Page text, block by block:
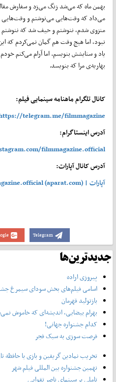
بهمن ماه که می‌شد زنگ می‌زد و سفارش
می‌داد که وقت‌هایی می‌نوشتم و وقت‌هایی
منزوی شدم، ننوشتم و حیف شد که ننوشتم
نبود، اما هیچ وقت هم گمان نمی‌کردم که
یاد و ستایشش بنویسم. اما آرام می‌کنم
بهاریه‌ی مرا که بنویسد.
کانال تلگرام ماهنامه سینمایی فیلم:
https://telegram.me/filmmagazine
آدرس اینستاگرام:
filmmagazine.official
آدرس کانال آپارات:
آپارات | FilmMagazine.official (aparat.com)
Telegram
جدیدترین‌ها
پیروزی اراده
اسامی فیلم‌های بخش سودای سیمرغ
بازتولید قهرمان
بهرام بیضایی، اندیشه‌ای که خاموش
کدام جشنواره جهانی!
فرصت سوزی به سبک فجر
تخریب نمادین گریفین و بازی با حافظه
نهمین جشنواره بین المللی فیلم شهر
تاملی بر سینمای ناصر تقوایی